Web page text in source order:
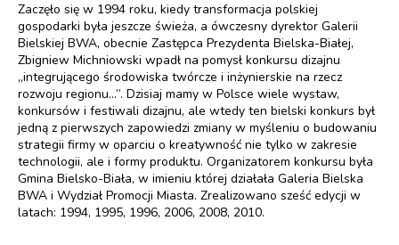
Zaczęło się w 1994 roku, kiedy transformacja polskiej
gospodarki była jeszcze świeża, a ówczesny dyrektor Galerii
Bielskiej BWA, obecnie Zastępca Prezydenta Bielska-Białej,
Zbigniew Michniowski wpadł na pomysł konkursu dizajnu
„integrującego środowiska twórcze i inżynierskie na rzecz
rozwoju regionu…”. Dzisiaj mamy w Polsce wiele wystaw,
konkursów i festiwali dizajnu, ale wtedy ten bielski konkurs był
jedną z pierwszych zapowiedzi zmiany w myśleniu o budowaniu
strategii firmy w oparciu o kreatywność nie tylko w zakresie
technologii, ale i formy produktu. Organizatorem konkursu była
Gmina Bielsko-Biała, w imieniu której działała Galeria Bielska
BWA i Wydział Promocji Miasta. Zrealizowano sześć edycji w
latach: 1994, 1995, 1996, 2006, 2008, 2010.